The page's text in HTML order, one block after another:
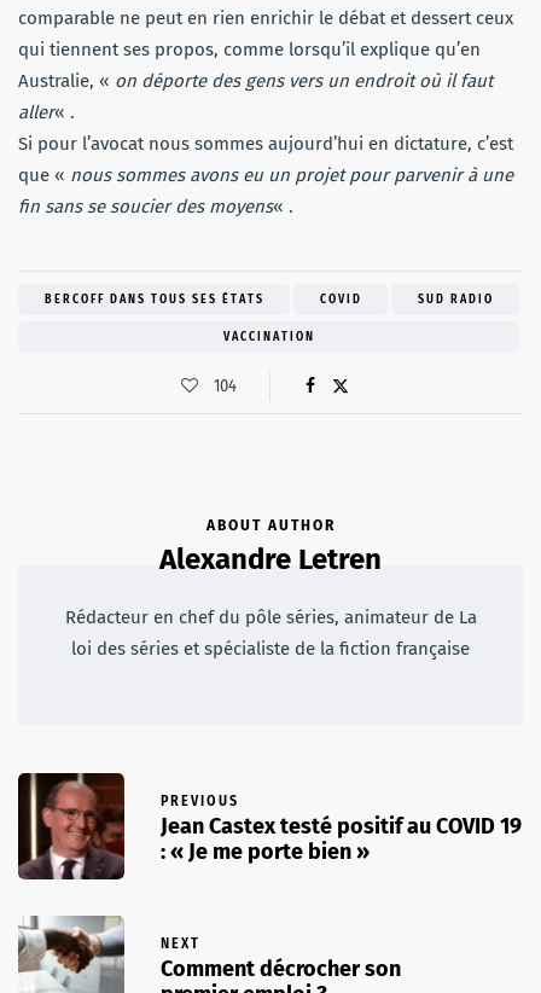
comparable ne peut en rien enrichir le débat et dessert ceux
qui tiennent ses propos, comme lorsqu’il explique qu’en
Australie, « on déporte des gens vers un endroit où il faut
aller« .
Si pour l’avocat nous sommes aujourd’hui en dictature, c’est
que « nous sommes avons eu un projet pour parvenir à une
fin sans se soucier des moyens« .
BERCOFF DANS TOUS SES ÉTATS COVID SUD RADIO
VACCINATION
104
ABOUT AUTHOR
Alexandre Letren
Rédacteur en chef du pôle séries, animateur de La
loi des séries et spécialiste de la fiction française
PREVIOUS
Jean Castex testé positif au COVID 19
: « Je me porte bien »
NEXT
Comment décrocher son